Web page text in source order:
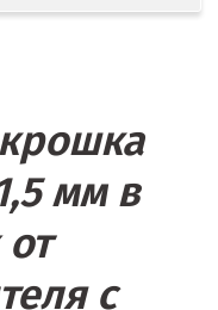
мм в
с